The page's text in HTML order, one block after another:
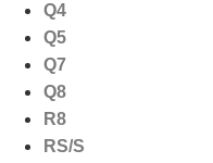
Q4
Q5
Q7
Q8
R8
RS/S